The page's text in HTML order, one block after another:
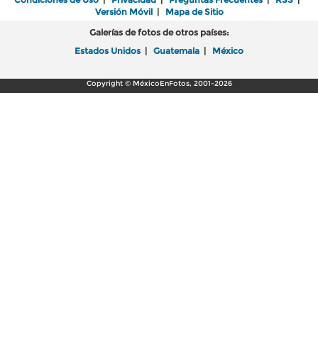
Versión Móvil| Mapa de Sitio
Galerías de fotos de otros países:
Estados Unidos | Guatemala | México
Copyright © MéxicoEnFotos, 2001-2026